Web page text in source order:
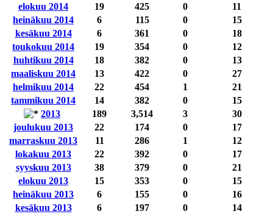
elokuu 2014
19 425 0
11
heinäkuu 2014
6 115 0
15
kesäkuu 2014
6 361 0
18
toukokuu 2014
19 354 0
12
huhtikuu 2014
18 382 0
13
maaliskuu 2014
13 422 0
27
helmikuu 2014
22 454 1
21
tammikuu 2014
14 382 0
15
2013
189 3,514 3
30
joulukuu 2013
22 174 0
17
marraskuu 2013
11 286 1
12
lokakuu 2013
22 392 0
17
syyskuu 2013
38 379 0
21
elokuu 2013
15 353 0
15
heinäkuu 2013
6 155 0
16
kesäkuu 2013
6 197 0
14